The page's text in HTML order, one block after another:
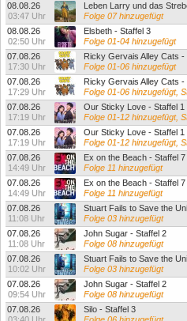
08.08.26
03:47 Uhr
Leben Larry und das
Folge 07 hinzugefügt
08.08.26
02:50 Uhr
Elsbeth - Staffel 3
Folge 01-04 hinzugefügt
07.08.26
17:30 Uhr
Ricky Gervais Alley Cats -
Folge 01-06 hinzugefügt
07.08.26
17:29 Uhr
Ricky Gervais Alley Cats -
Folge 01-06 hinzugefügt,
07.08.26
17:19 Uhr
Our Sticky Love - Staffel 1
Folge 01-12 hinzugefügt,
07.08.26
17:19 Uhr
Our Sticky Love - Staffel 1
Folge 01-12 hinzugefügt,
07.08.26
14:49 Uhr
Ex on the Beach - Staffel 7
Folge 11 hinzugefügt
07.08.26
14:49 Uhr
Ex on the Beach - Staffel 7
Folge 11 hinzugefügt
07.08.26
11:08 Uhr
Stuart Fails to Save the
Folge 03 hinzugefügt
07.08.26
11:08 Uhr
John Sugar - Staffel 2
Folge 08 hinzugefügt
07.08.26
10:02 Uhr
Stuart Fails to Save the
Folge 03 hinzugefügt
07.08.26
09:54 Uhr
John Sugar - Staffel 2
Folge 08 hinzugefügt
07.08.26
Silo - Staffel 3